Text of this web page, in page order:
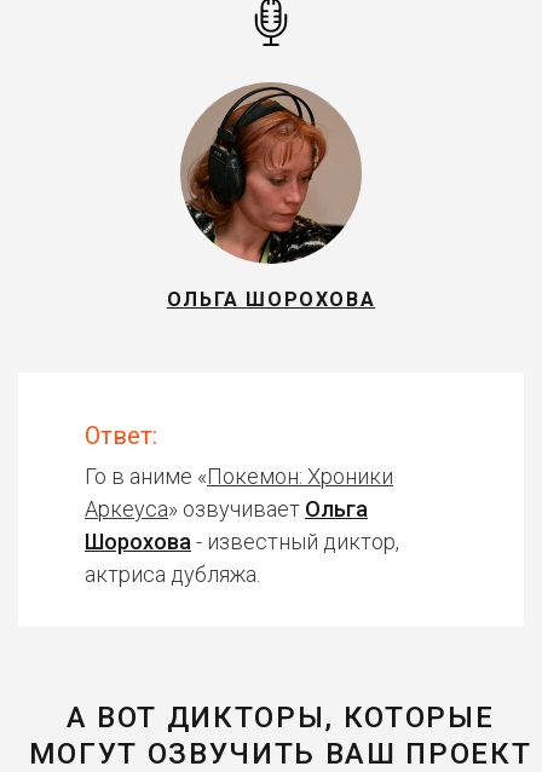
ОЛЬГА ШОРОХОВА
Ответ:
Го в аниме «Покемон: Хроники
Аркеуса» озвучивает Ольга
Шорохова - известный диктор,
актриса дубляжа.
А ВОТ ДИКТОРЫ, КОТОРЫЕ
МОГУТ ОЗВУЧИТЬ ВАШ ПРОЕКТ